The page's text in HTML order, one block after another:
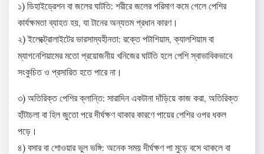
১) ডিহাইড্রেশন বা জলের ঘাটতি: শরীরে জলের পরিমাণ কমে গেলে পেশির
কার্যক্ষমতা ব্যাহত হয়, যা টানের অন্যতম প্রধান কারণ।
২) ইলেক্ট্রোলাইটের ভারসাম্যহীনতা: রক্তে পটাশিয়াম, ক্যালশিয়াম বা
ম্যাগনেশিয়ামের মতো প্রয়োজনীয় খনিজের ঘাটতি হলে পেশি স্বাভাবিকভাবে
সংকুচিত ও প্রসারিত হতে পারে না।
৩) অতিরিক্ত পেশির ক্লান্তি: সারাদিন একটানা দাঁড়িয়ে কাজ করা, অতিরিক্ত
হাঁটাচলা বা হিল জুতো পরে দীর্ঘক্ষণ থাকার কারণে পায়ের পেশির ওপর ধকল
পড়ে।
৪) বসার বা শোওয়ার ভুল ভঙ্গি: অনেক সময় দীর্ঘক্ষণ পা মুড়ে বসে থাকলে বা